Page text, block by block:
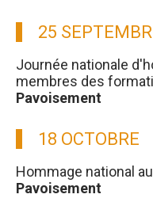
25
Journée nationale
membres des
Pavoisement
18 OCTOBRE
Hommage national
Pavoisement